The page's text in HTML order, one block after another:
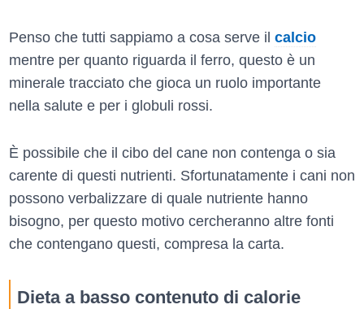
Penso che tutti sappiamo a cosa serve il calcio
mentre per quanto riguarda il ferro, questo è un
minerale tracciato che gioca un ruolo importante
nella salute e per i globuli rossi.
È possibile che il cibo del cane non contenga o sia
carente di questi nutrienti. Sfortunatamente i cani non
possono verbalizzare di quale nutriente hanno
bisogno, per questo motivo cercheranno altre fonti
che contengano questi, compresa la carta.
Dieta a basso contenuto di calorie